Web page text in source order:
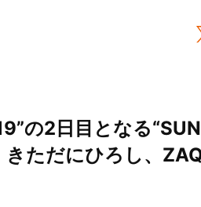
の2日目となる
きただにひろし、